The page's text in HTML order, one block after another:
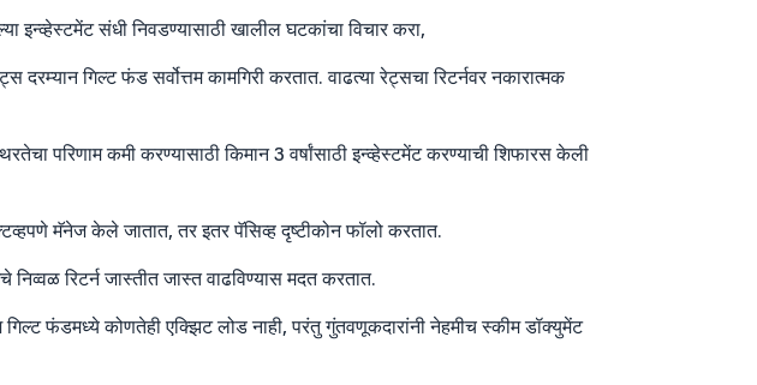
इन्व्हेस्टमेंट संधी निवडण्यासाठी खालील घटकांचा विचार करा,
गिल्ट फंड सर्वोत्तम कामगिरी करतात. वाढत्या रेट्सचा रिटर्नवर नकारात्मक
परिणाम कमी करण्यासाठी किमान 3 वर्षांसाठी इन्व्हेस्टमेंट करण्याची शिफारस केली
मॅनेज केले जातात, तर इतर पॅसिव्ह दृष्टीकोन फॉलो करतात.
रिटर्न जास्तीत जास्त वाढविण्यास मदत करतात.
फंडमध्ये कोणतेही एक्झिट लोड नाही, परंतु गुंतवणूकदारांनी नेहमीच स्कीम डॉक्युमेंट